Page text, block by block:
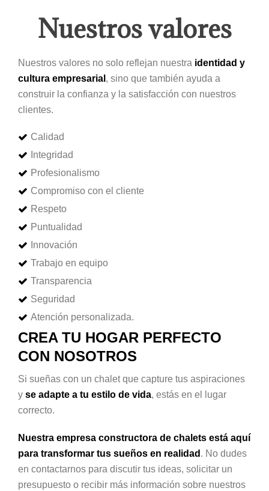
Nuestros valores
Nuestros valores no solo reflejan nuestra identidad y
cultura empresarial , sino que también ayuda a
construir la confianza y la satisfacción con nuestros
clientes.
Calidad
Integridad
Profesionalismo
Compromiso con el cliente
Respeto
Puntualidad
Innovación
Trabajo en equipo
Transparencia
Seguridad
Atención personalizada.
CREA TU HOGAR PERFECTO
CON NOSOTROS
Si sueñas con un chalet que capture tus aspiraciones
y se adapte a tu estilo de vida, estás en el lugar
correcto.
Nuestra empresa constructora de chalets está aquí
para transformar tus sueños en realidad . No dudes
en contactarnos para discutir tus ideas, solicitar un
presupuesto o recibir más información sobre nuestros